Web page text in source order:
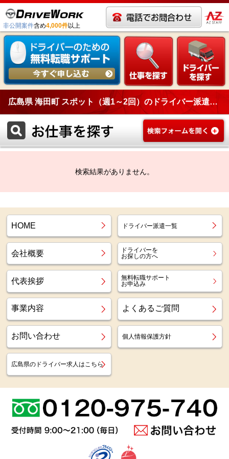
非公開案件含め4,000件以上
広島県 海田町 スポット（週1～2回）のドライバー派遣一覧
検索結果がありません。
HOME ドライバー派遣一覧
会社概要
ドライバーを
お探しの方へ
代表挨拶
無料転職サポート
お申込み
事業内容 よくあるご質問
お問い合わせ 個人情報保護方針
広島県のドライバー求人はこちら